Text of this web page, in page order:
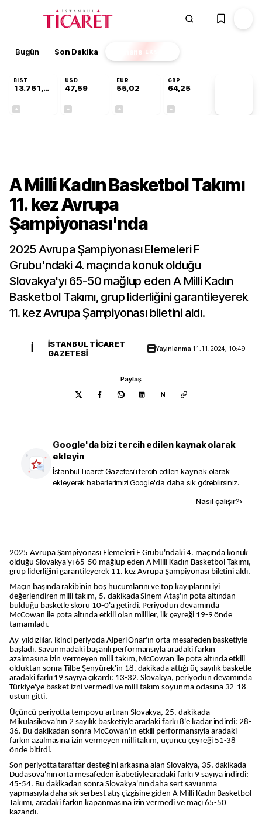
Bugün Son Dakika Finans EKSTRA
BIST
13.761,13
USD
47,59
EUR
55,02
GBP
64,25
A Milli Kadın Basketbol Takımı
11. kez Avrupa
Şampiyonası'nda
2025 Avrupa Şampiyonası Elemeleri F
Grubu'ndaki 4. maçında konuk olduğu
Slovakya'yı 65-50 mağlup eden A Milli Kadın
Basketbol Takımı, grup liderliğini garantileyerek
11. kez Avrupa Şampiyonası biletini aldı.
İ
İSTANBUL TICARET
GAZETESI
Yayınlanma 11.11.2024, 10:49
Paylaş
N
Google'da bizi tercih edilen kaynak olarak
ekleyin
İstanbul Ticaret Gazetesi'i tercih edilen kaynak olarak
ekleyerek haberlerimizi Google'da daha sık görebilirsiniz.
Nasıl çalışır?›
2025 Avrupa Şampiyonası Elemeleri F Grubu'ndaki 4. maçında konuk
olduğu Slovakya'yı 65-50 mağlup eden A Milli Kadın Basketbol Takımı,
grup liderliğini garantileyerek 11. kez Avrupa Şampiyonası biletini aldı.
Maçın başında rakibinin boş hücumlarını ve top kayıplarını iyi
değerlendiren milli takım, 5. dakikada Sinem Ataş'ın pota altından
bulduğu basketle skoru 10-0'a getirdi. Periyodun devamında
McCowan ile pota altında etkili olan milliler, ilk çeyreği 19-9 önde
tamamladı.
Ay-yıldızlılar, ikinci periyoda Alperi Onar'ın orta mesafeden basketiyle
başladı. Savunmadaki başarılı performansıyla aradaki farkın
azalmasına izin vermeyen milli takım, McCowan ile pota altında etkili
olduktan sonra Tilbe Şenyürek'in 18. dakikada attığı üç sayılık basketle
aradaki farkı 19 sayıya çıkardı: 13-32. Slovakya, periyodun devamında
Türkiye'ye basket izni vermedi ve milli takım soyunma odasına 32-18
üstün gitti.
Üçüncü periyotta tempoyu artıran Slovakya, 25. dakikada
Mikulasikova'nın 2 sayılık basketiyle aradaki farkı 8'e kadar indirdi: 28-
36. Bu dakikadan sonra McCowan'ın etkili performansıyla aradaki
farkın azalmasına izin vermeyen milli takım, üçüncü çeyreği 51-38
önde bitirdi.
Son periyotta taraftar desteğini arkasına alan Slovakya, 35. dakikada
Dudasova'nın orta mesafeden isabetiyle aradaki farkı 9 sayıya indirdi:
45-54. Bu dakikadan sonra Slovakya'nın daha sert savunma
yapmasıyla daha sık serbest atış çizgisine giden A Milli Kadın Basketbol
Takımı, aradaki farkın kapanmasına izin vermedi ve maçı 65-50
kazandı.